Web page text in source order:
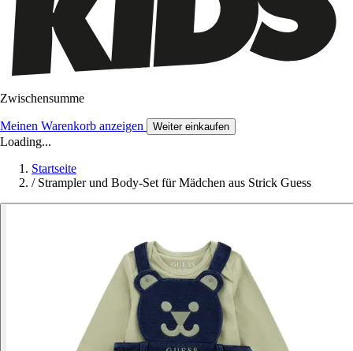
Zwischensumme
Meinen Warenkorb anzeigen Weiter einkaufen
Loading...
Startseite
/ Strampler und Body-Set für Mädchen aus Strick Guess